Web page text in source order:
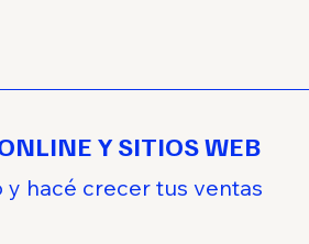
Y SITIOS WEB
hacé crecer tus ventas